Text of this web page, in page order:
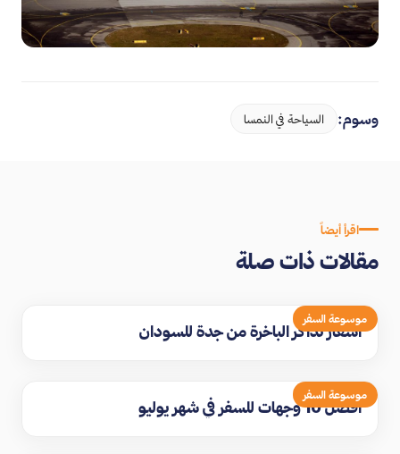
وسوم: السياحة في النمسا
اقرأ أيضاً
مقالات ذات صلة
موسوعة السفر
اسعار تذاكر الباخرة من جدة للسودان
موسوعة السفر
افضل 10 وجهات للسفر في شهر يوليو